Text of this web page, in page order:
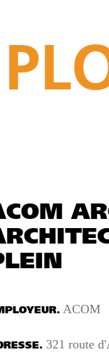
ACOM
321 route